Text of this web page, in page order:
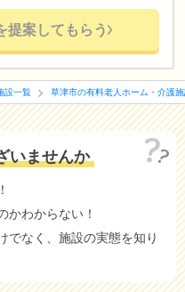
提案してもらう
設一覧 草津市の有料老人ホーム・介護
いませんか
かわからない！
でなく、施設の実態を知り